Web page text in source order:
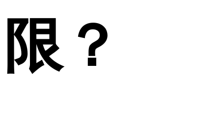
限？